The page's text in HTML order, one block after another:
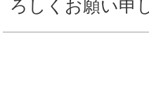
ろしくお願い申